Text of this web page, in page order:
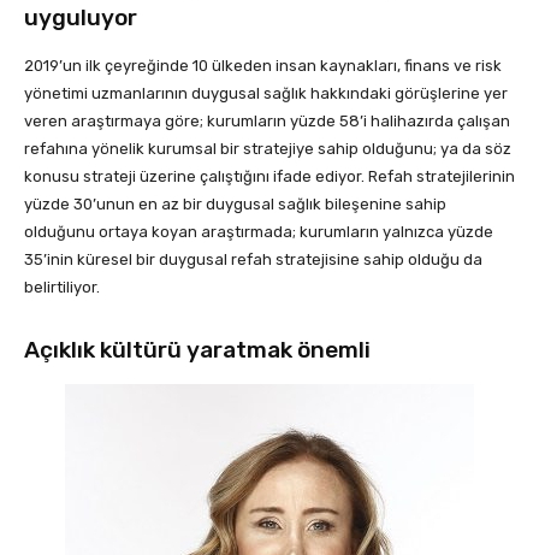
uyguluyor
2019’un ilk çeyreğinde 10 ülkeden insan kaynakları, finans ve risk
yönetimi uzmanlarının duygusal sağlık hakkındaki görüşlerine yer
veren araştırmaya göre; kurumların yüzde 58’i halihazırda çalışan
refahına yönelik kurumsal bir stratejiye sahip olduğunu; ya da söz
konusu strateji üzerine çalıştığını ifade ediyor. Refah stratejilerinin
yüzde 30’unun en az bir duygusal sağlık bileşenine sahip
olduğunu ortaya koyan araştırmada; kurumların yalnızca yüzde
35’inin küresel bir duygusal refah stratejisine sahip olduğu da
belirtiliyor.
Açıklık kültürü yaratmak önemli